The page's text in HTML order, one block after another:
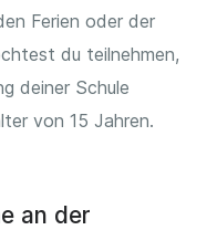
Ferien oder der
du teilnehmen,
deiner Schule
von 15 Jahren.
an der